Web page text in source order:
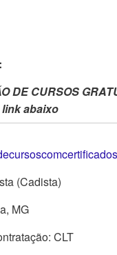
DE CURSOS
abaixo
(Cadista)
MG
CLT